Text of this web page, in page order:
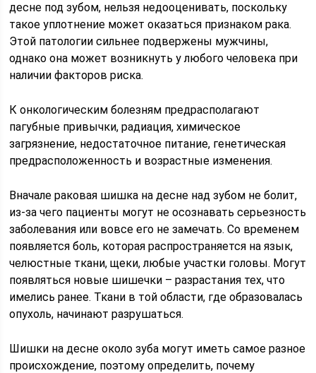
десне под зубом, нельзя недооценивать, поскольку
такое уплотнение может оказаться признаком рака.
Этой патологии сильнее подвержены мужчины,
однако она может возникнуть у любого человека при
наличии факторов риска.
К онкологическим болезням предрасполагают
пагубные привычки, радиация, химическое
загрязнение, недостаточное питание, генетическая
предрасположенность и возрастные изменения.
Вначале раковая шишка на десне над зубом не болит,
из-за чего пациенты могут не осознавать серьезность
заболевания или вовсе его не замечать. Со временем
появляется боль, которая распространяется на язык,
челюстные ткани, щеки, любые участки головы. Могут
появляться новые шишечки – разрастания тех, что
имелись ранее. Ткани в той области, где образовалась
опухоль, начинают разрушаться.
Шишки на десне около зуба могут иметь самое разное
происхождение, поэтому определить, почему